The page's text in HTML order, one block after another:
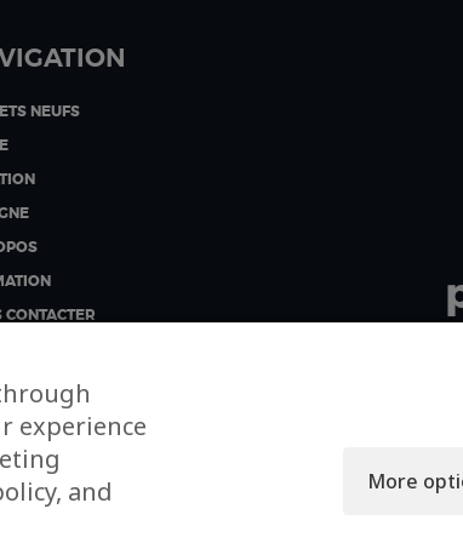
NEUFS
CONTACTER
experience
and
More